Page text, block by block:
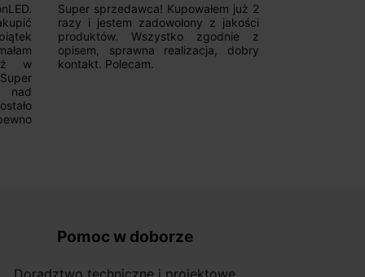
w
nad
Super sprzedawca! Kupowałem już 2
razy i jestem zadowolony z jakości
produktów. Wszystko zgodnie z
opisem, sprawna realizacja, dobry
kontakt. Polecam.
Pomoc w doborze
Doradztwo techniczne i projektowe